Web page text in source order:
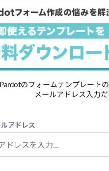
Pardotのフォームテンプレート
メールアドレス入力